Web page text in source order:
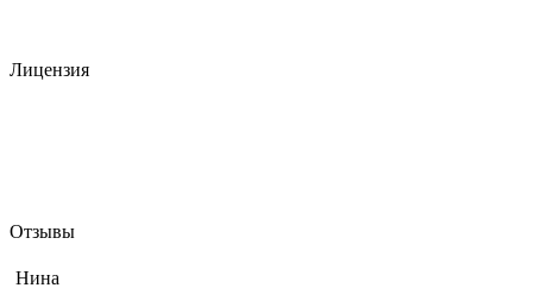
Лицензия
Отзывы
Нина